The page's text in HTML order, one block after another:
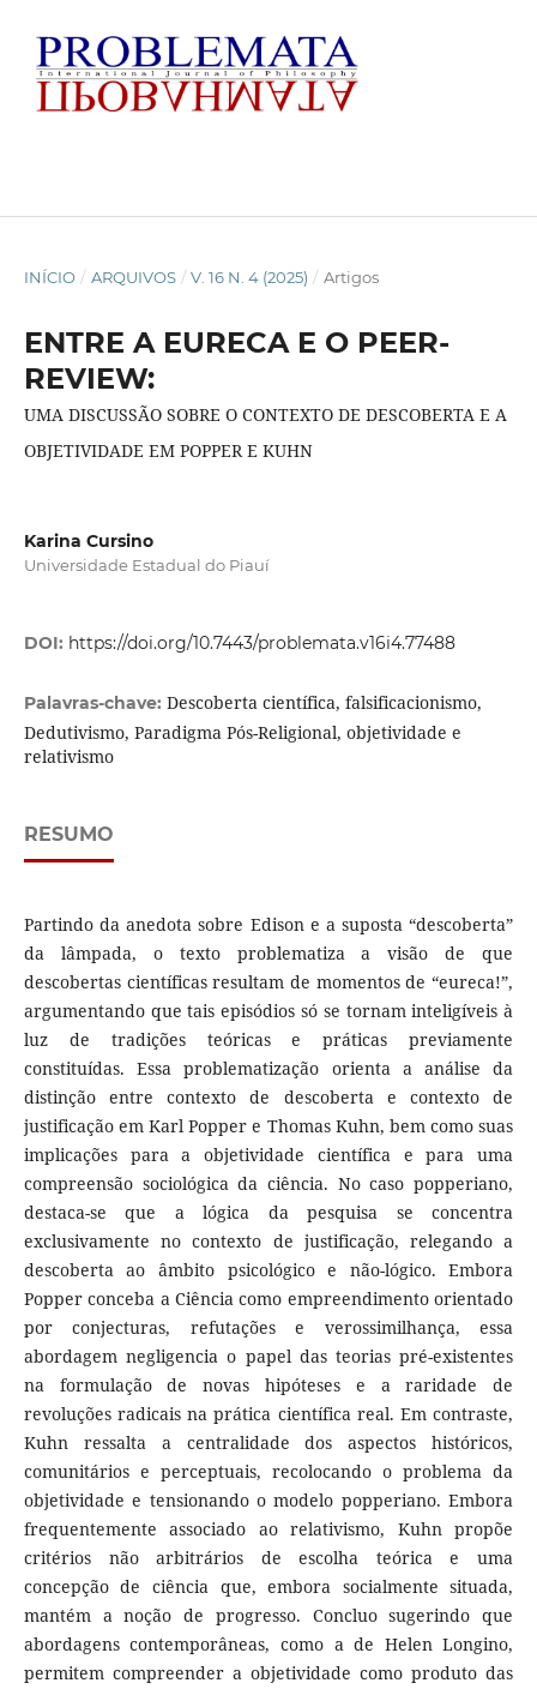
INÍCIO / ARQUIVOS / V. 16 N. 4 (2025) / Artigos
ENTRE A EURECA E O PEER-
REVIEW:
UMA DISCUSSÃO SOBRE O CONTEXTO DE DESCOBERTA E A
OBJETIVIDADE EM POPPER E KUHN
Karina Cursino
Universidade Estadual do Piauí
DOI: https://doi.org/10.7443/problemata.v16i4.77488
Palavras-chave: Descoberta científica, falsificacionismo,
Dedutivismo, Paradigma Pós-Religional, objetividade e
relativismo
RESUMO
Partindo da anedota sobre Edison e a suposta “descoberta”
da lâmpada, o texto problematiza a visão de que
descobertas científicas resultam de momentos de “eureca!”,
argumentando que tais episódios só se tornam inteligíveis à
luz de tradições teóricas e práticas previamente
constituídas. Essa problematização orienta a análise da
distinção entre contexto de descoberta e contexto de
justificação em Karl Popper e Thomas Kuhn, bem como suas
implicações para a objetividade científica e para uma
compreensão sociológica da ciência. No caso popperiano,
destaca-se que a lógica da pesquisa se concentra
exclusivamente no contexto de justificação, relegando a
descoberta ao âmbito psicológico e não-lógico. Embora
Popper conceba a Ciência como empreendimento orientado
por conjecturas, refutações e verossimilhança, essa
abordagem negligencia o papel das teorias pré-existentes
na formulação de novas hipóteses e a raridade de
revoluções radicais na prática científica real. Em contraste,
Kuhn ressalta a centralidade dos aspectos históricos,
comunitários e perceptuais, recolocando o problema da
objetividade e tensionando o modelo popperiano. Embora
frequentemente associado ao relativismo, Kuhn propõe
critérios não arbitrários de escolha teórica e uma
concepção de ciência que, embora socialmente situada,
mantém a noção de progresso. Concluo sugerindo que
abordagens contemporâneas, como a de Helen Longino,
permitem compreender a objetividade como produto das